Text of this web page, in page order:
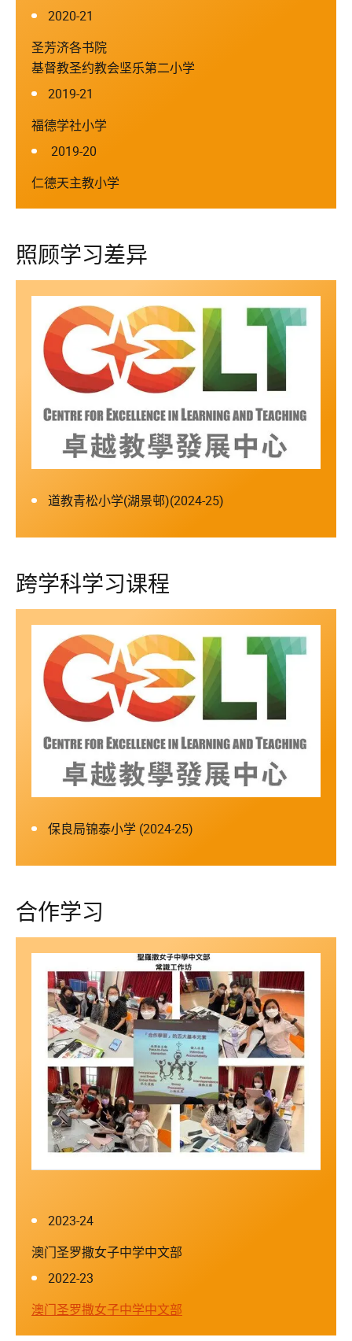
2020-21
圣芳济各书院
基督教圣约教会坚乐第二小学
2019-21
福德学社小学
2019-20
仁德天主教小学
照顾学习差异
道教青松小学(湖景邨)(2024-25)
跨学科学习课程
保良局锦泰小学 (2024-25)
合作学习
2023-24
澳门圣罗撒女子中学中文部
2022-23
澳门圣罗撒女子中学中文部